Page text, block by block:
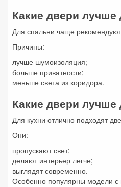
Какие двери лучше
Для спальни чаще
Причины:
лучше шумоизоляция;
больше приватности;
меньше света из коридора.
Какие двери лучше
Для кухни отлично подходят
Они:
пропускают свет;
делают интерьер легче;
выглядят современно.
Особенно популярны модели с